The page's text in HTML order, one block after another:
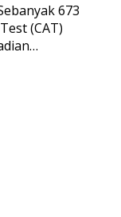
673
(CAT)